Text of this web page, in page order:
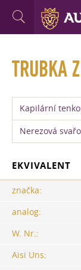
TRUBKA
Kapilární
Nerezová
EKVIVALENT
značka:
analog:
W. Nr.:
Aisi Uns: